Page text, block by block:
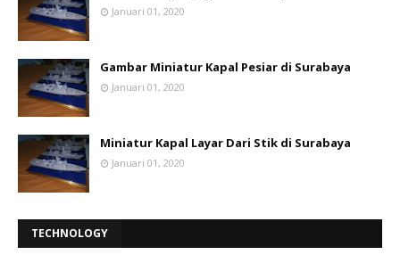
Januari 01, 2020
Gambar Miniatur Kapal Pesiar di Surabaya
Januari 01, 2020
Miniatur Kapal Layar Dari Stik di Surabaya
Januari 01, 2020
TECHNOLOGY